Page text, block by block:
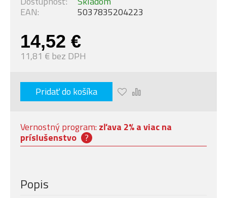
14,52 €
11,81 € bez DPH
EAN: 5037835204223
Pridať do košíka
Vernostný program: zľava 2% a viac na
príslušenstvo ?
Popis